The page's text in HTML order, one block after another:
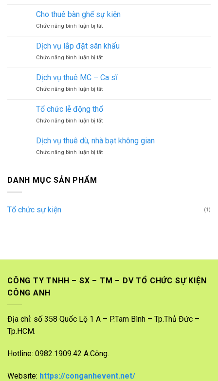
hơi
thuê
màn
hình
Cho thuê bàn ghế sự kiện
Chức năng bình luận bị tắtở
thuê
bàn
ghế
kiện
Dịch vụ lắp đặt sân khấu
Chức năng bình luận bị tắtở
vụ
lắp
đặt
khấu
Dịch vụ thuê MC – Ca sĩ
Chức năng bình luận bị tắtở
vụ
thuê
MC
Ca
Tổ chức lễ động thổ
Chức năng bình luận bị tắtở
chức
lễ
động
Dịch vụ thuê dù, nhà bạt không gian
Chức năng bình luận bị tắtở
DANH MỤC SẢN PHẨM
Tổ chức sự kiện (1)
CÔNG TY TNHH – SX – TM – DV TỔ CHỨC SỰ KIỆN
CÔNG ANH
Địa chỉ: số 358 Quốc Lộ 1 A – P.Tam Bình – Tp.Thủ Đức –
Tp.HCM.
Hotline: 0982.1909.42 A.Công.
Website: https://conganhevent.net/